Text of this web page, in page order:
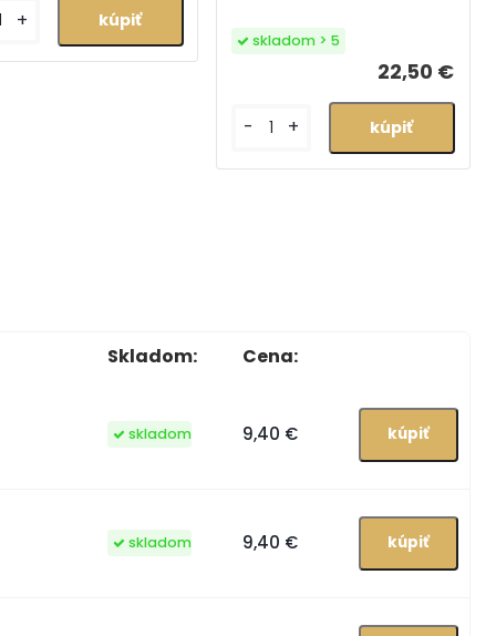
+
22,50 €
skladom > 5
- +
Skladom: Cena:
skladom 9,40 €
skladom 9,40 €